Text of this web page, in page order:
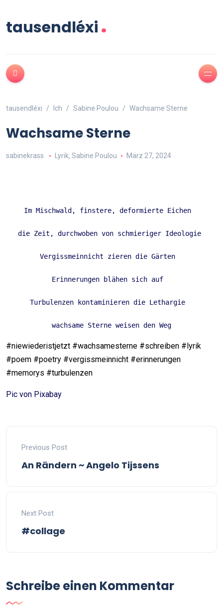
tausendléxi.
tausendléxi Ich Sabine Poulou Wachsame Sterne
Wachsame Sterne
sabinekrass Lyrik, Sabine Poulou März 27, 2024
Im Mischwald, finstere, deformierte Eichen
die Zeit, durchwoben von schmieriger Ideologie
Vergissmeinnicht zieren die Gärten
Erinnerungen blähen sich auf
Turbulenzen kontaminieren die Lethargie
wachsame Sterne weisen den Weg
#niewiederistjetzt #wachsamesterne #schreiben #lyrik
#poem #poetry #vergissmeinnicht #erinnerungen
#memorys #turbulenzen
Pic von Pixabay
Previous Post
An Rändern ~ Angelo Tijssens
Next Post
#collage
Schreibe einen Kommentar